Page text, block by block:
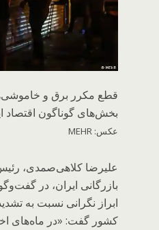
قطع مکرر برق و
بخش‌های گوناگون اقتصاد
عکس: MEHR
علیرضا کلاهی‌صمدی،
بازرگانی ایران، در گفت‌وگو
ابراز نگرانی نسبت به
کشور گفت: «در ماه‌های